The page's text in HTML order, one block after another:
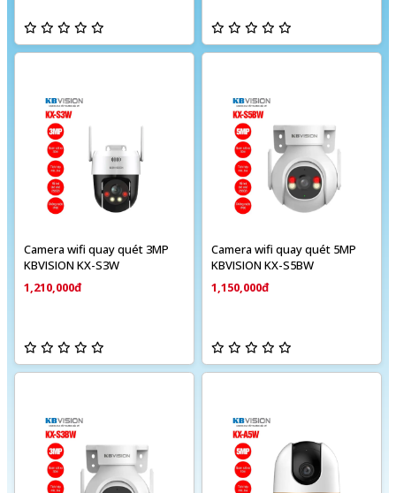
Camera wifi quay quét 3MP
KBVISION KX-S3W
1,210,000đ
Camera wifi quay quét 5MP
KBVISION KX-S5BW
1,150,000đ